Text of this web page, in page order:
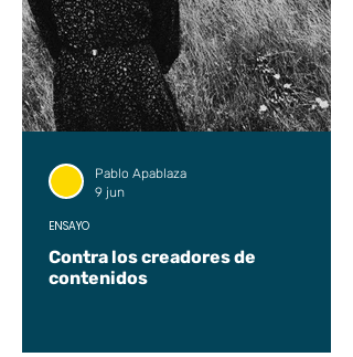
Contra los creadores de
contenidos
ENSAYO
Pablo Apablaza
9 jun